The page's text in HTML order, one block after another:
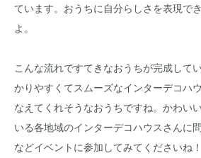
ています。おうちに自分らしさを表現で
よ。
こんな流れですてきなおうちが完成して
かりやすくてスムーズなインターデコハ
なえてくれそうなおうちですね。かわい
いる各地域のインターデコハウスさんに
などイベントに参加してみてくださいね！